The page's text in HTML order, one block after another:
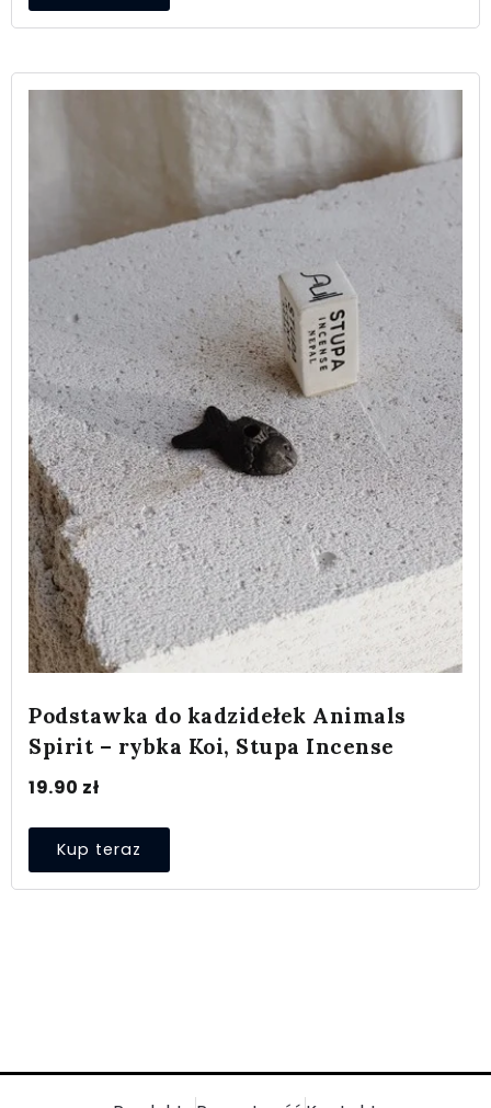
Podstawka do kadzidełek Animals
Spirit – rybka Koi, Stupa Incense
19.90 zł
Kup teraz